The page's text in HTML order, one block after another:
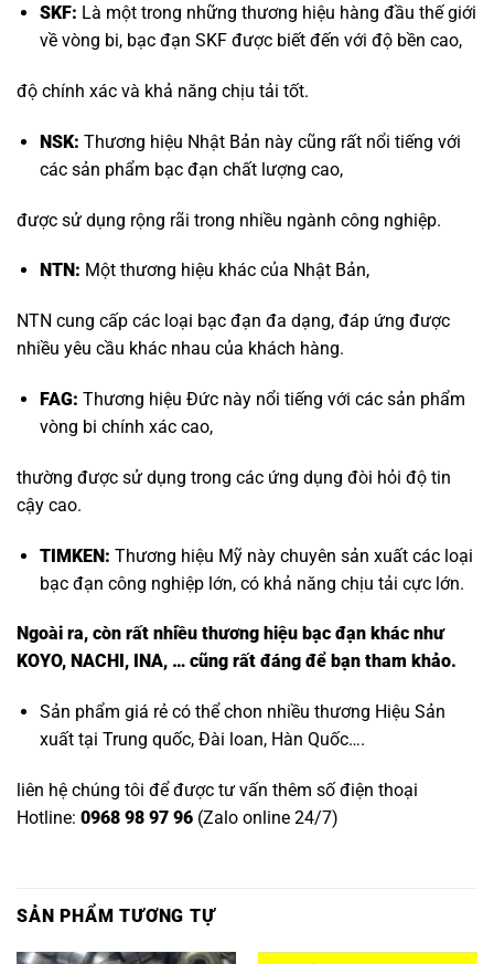
SKF: Là một trong những thương hiệu hàng đầu thế giới
về vòng bi, bạc đạn SKF được biết đến với độ bền cao,
độ chính xác và khả năng chịu tải tốt.
NSK: Thương hiệu Nhật Bản này cũng rất nổi tiếng với
các sản phẩm bạc đạn chất lượng cao,
được sử dụng rộng rãi trong nhiều ngành công nghiệp.
NTN: Một thương hiệu khác của Nhật Bản,
NTN cung cấp các loại bạc đạn đa dạng, đáp ứng được
nhiều yêu cầu khác nhau của khách hàng.
FAG: Thương hiệu Đức này nổi tiếng với các sản phẩm
vòng bi chính xác cao,
thường được sử dụng trong các ứng dụng đòi hỏi độ tin
cậy cao.
TIMKEN: Thương hiệu Mỹ này chuyên sản xuất các loại
bạc đạn công nghiệp lớn, có khả năng chịu tải cực lớn.
Ngoài ra, còn rất nhiều thương hiệu bạc đạn khác như
KOYO, NACHI, INA, … cũng rất đáng để bạn tham khảo.
Sản phẩm giá rẻ có thể chon nhiều thương Hiệu Sản
xuất tại Trung quốc, Đài loan, Hàn Quốc….
liên hệ chúng tôi để được tư vấn thêm số điện thoại
Hotline: 0968 98 97 96 (Zalo online 24/7)
SẢN PHẨM TƯƠNG TỰ